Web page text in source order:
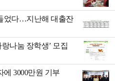
었다…지난해 대출잔
나눔 장학생’ 모집
에 3000만원 기부